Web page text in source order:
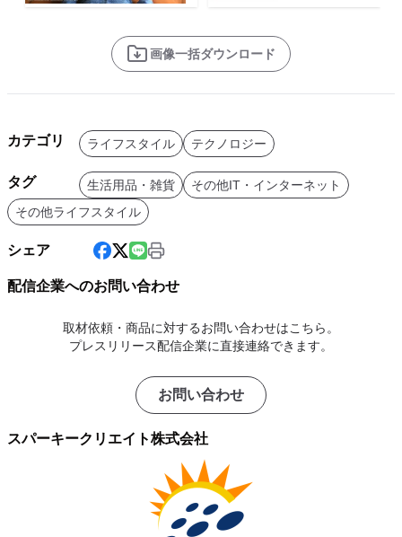
画像一括ダウンロード
カテゴリ ライフスタイル テクノロジー
タグ 生活用品・雑貨
その他IT・インターネット
その他ライフスタイル
シェア
配信企業へのお問い合わせ
取材依頼・商品に対するお問い合わせはこちら。
プレスリリース配信企業に直接連絡できます。
お問い合わせ
スパーキークリエイト株式会社